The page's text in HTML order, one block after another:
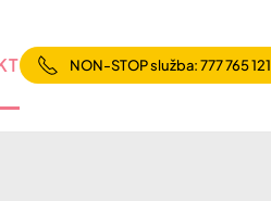
NON-STOP služba: 777 765 121